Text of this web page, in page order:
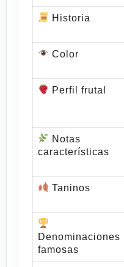
Historia
Color
Perfil frutal
Notas
características
Taninos
Denominaciones
famosas